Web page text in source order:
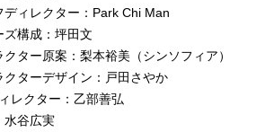
ディレクター：Park Chi Man
ズ構成：坪田文
クター原案：梨本裕美（シンソフィア）
クターデザイン：戸田さやか
レクター：乙部善弘
水谷広実